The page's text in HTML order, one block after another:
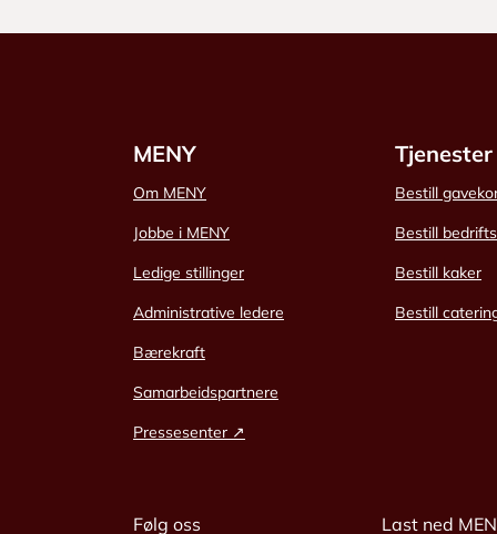
MENY
Om MENY
Jobbe i MENY
Ledige stillinger
Administrative ledere
Bærekraft
Samarbeidspartnere
Pressesenter ↗
Tjenester
Bestill
Bestill
Bestill kaker
Bestill
Følg oss Last ned